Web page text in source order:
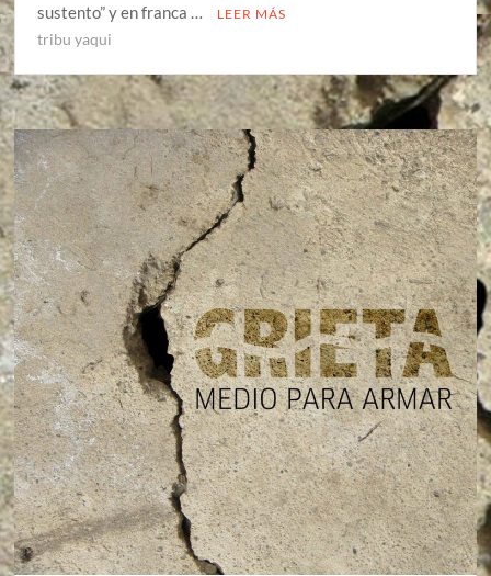
sustento” y en franca …
LEER MÁS
tribu yaqui